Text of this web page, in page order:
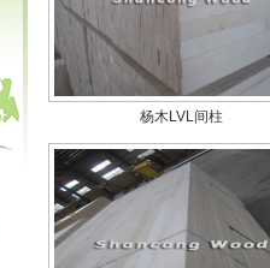
杨木LVL间柱